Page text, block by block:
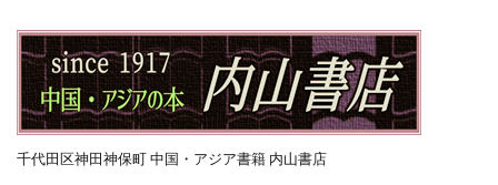
千代田区神田神保町 中国・アジア書籍 内山書店